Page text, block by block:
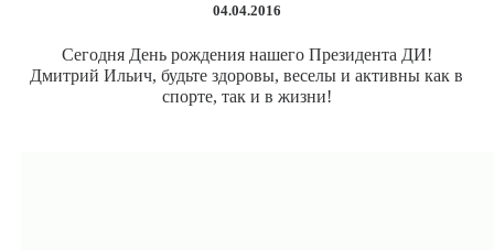
04.04.2016
Сегодня День рождения нашего Президента ДИ!
Дмитрий Ильич, будьте здоровы, веселы и активны как в
спорте, так и в жизни!